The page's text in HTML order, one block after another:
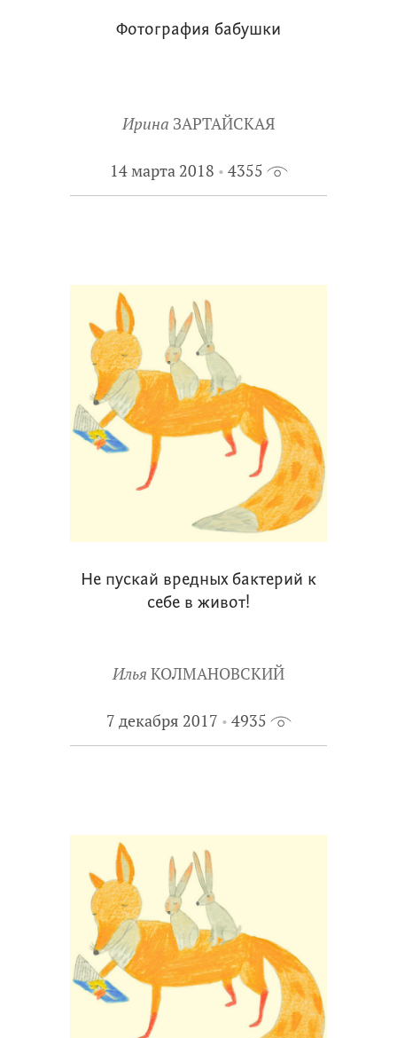
Фотография бабушки
Ирина ЗАРТАЙСКАЯ
14 марта 2018 4355
Не пускай вредных бактерий к
себе в живот!
Илья КОЛМАНОВСКИЙ
7 декабря 2017 4935